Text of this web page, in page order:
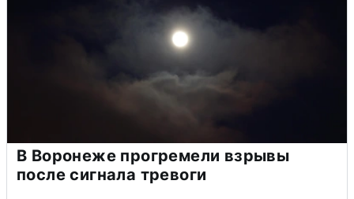
В Воронеже прогремели взрывы
после сигнала тревоги